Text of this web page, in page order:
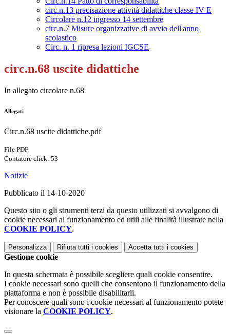
circ.n.13 precisazione attività didattiche classe IV E
Circolare n.12 ingresso 14 settembre
circ.n.7 Misure organizzative di avvio dell'anno
scolastico
Circ. n. 1 ripresa lezioni IGCSE
circ.n.68 uscite didattiche
In allegato circolare n.68
Allegati
Circ.n.68 uscite didattiche.pdf
File PDF
Contatore click: 53
Notizie
Pubblicato il 14-10-2020
Questo sito o gli strumenti terzi da questo utilizzati si avvalgono di
cookie necessari al funzionamento ed utili alle finalità illustrate nella
COOKIE POLICY.
Personalizza Rifiuta tutti i cookies Accetta tutti i cookies
Gestione cookie
In questa schermata è possibile scegliere quali cookie consentire.
I cookie necessari sono quelli che consentono il funzionamento della
piattaforma e non è possibile disabilitarli.
Per conoscere quali sono i cookie necessari al funzionamento potete
visionare la COOKIE POLICY.